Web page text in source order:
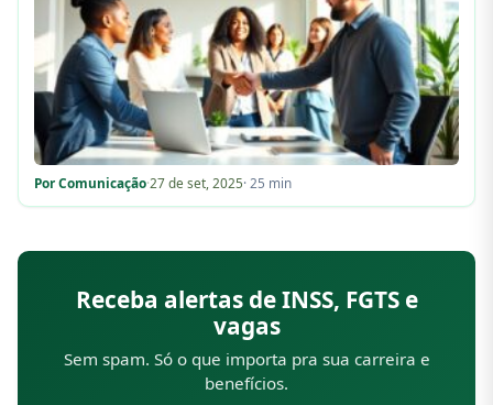
Por Comunicação·27 de set, 2025· 25 min
Receba alertas de INSS, FGTS e
vagas
Sem spam. Só o que importa pra sua carreira e
benefícios.